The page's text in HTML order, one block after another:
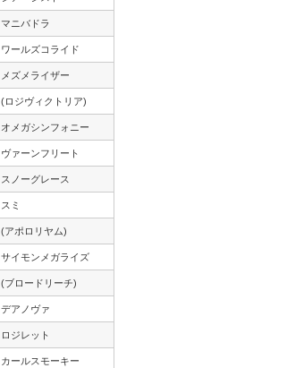
マニバドラ
ワールズコライド
メズメライザー
(ロジヴィクトリア)
オメガシンフォニー
ヴァーンフリート
スノーグレース
スミ
(アポロリヤム)
サイモンメガライズ
(ブロードリーチ)
デアノヴァ
ロジレット
カールスモーキー